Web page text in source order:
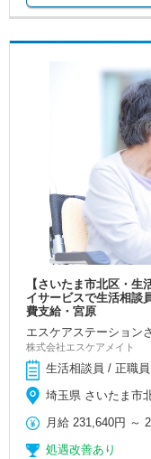
【さいたま市北区・
イサービスで生活相談
費支給・宮原
エスケアステーション
株式会社エスケアメイト
生活相談員 / 正職員
埼玉県 さいたま市
月給 231,640円 ～
処遇改善あり